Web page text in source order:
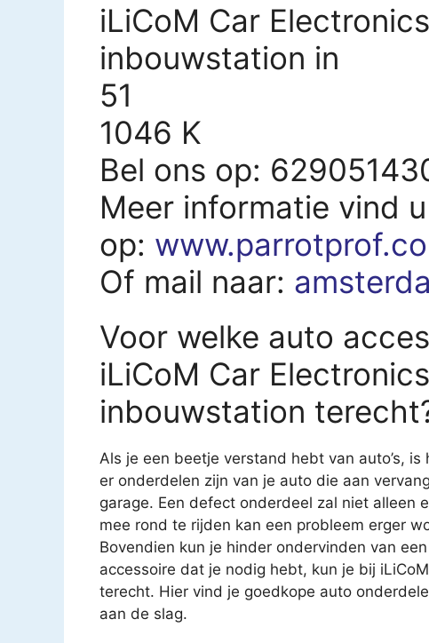
iLiCoM Car
inbouwstation in
51
1046 K
Bel ons op:
Meer informatie vind u
op:
Of mail naar:
Voor welke auto
iLiCoM Car
inbouwstation
Als je een beetje verstand hebt van auto’s,
er onderdelen zijn van je auto die aan
garage. Een defect onderdeel zal niet alleen
mee rond te rijden kan een probleem erger
Bovendien kun je hinder ondervinden van
accessoire dat je nodig hebt, kun je bij
terecht. Hier vind je goedkope auto
aan de slag.